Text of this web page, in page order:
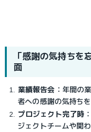
「感謝の気持ちを
面
業績報告会 ： 年間の
者への感謝の気持ち
プロジェクト完了時：
ジェクトチームや関